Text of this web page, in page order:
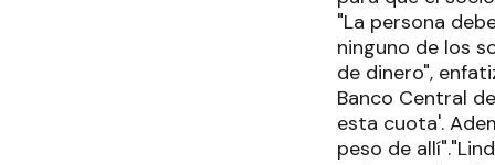
"La persona
ninguno de los
de dinero",
Banco Central
esta cuota'.
peso de